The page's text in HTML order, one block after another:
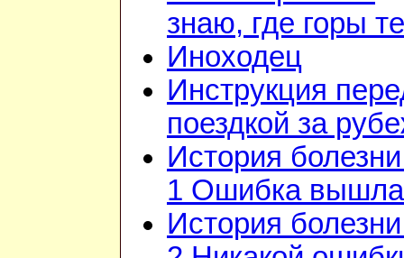
знаю, где горы те
Иноходец
Инструкция
поездкой за
История
1 Ошибка вышла
История